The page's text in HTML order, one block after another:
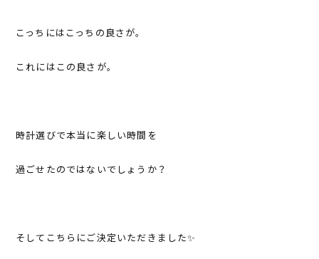
こっちにはこっちの良さが。
これにはこの良さが。
時計選びで本当に楽しい時間を
過ごせたのではないでしょうか？
そしてこちらにご決定いただきました✨